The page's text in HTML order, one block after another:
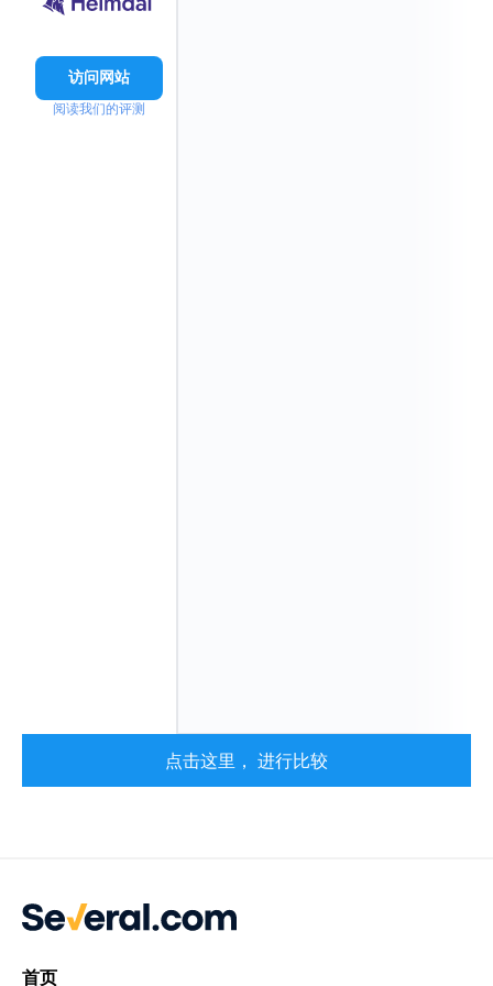
访问网站
阅读我们的评测
点击这里， 进行比较
首页